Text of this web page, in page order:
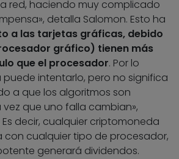
red, haciendo muy complicado
detalla Salomon. Esto ha
a las tarjetas gráficas, debido
gráfico) tienen más
que el procesador. Por lo
intentarlo, pero no significa
a que los algoritmos son
que uno falla cambian»,
decir, cualquier criptomoneda
con cualquier tipo de procesador,
generará dividendos.